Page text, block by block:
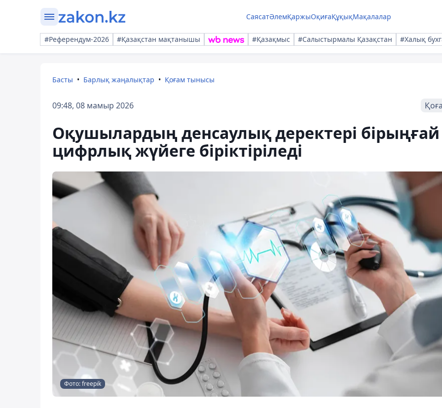
СаясатӘлемҚаржыОқиғаҚұқықМақалалар
#Референдум-2026 #Қазақстан мақтанышы #Қазақмыс #Салыстырмалы Қазақстан #Халық
Басты Барлық жаңалықтар Қоғам тынысы
09:48, 08 мамыр 2026
Оқушылардың денсаулық деректері бірыңғай
цифрлық жүйеге біріктіріледі
Фото: freepik